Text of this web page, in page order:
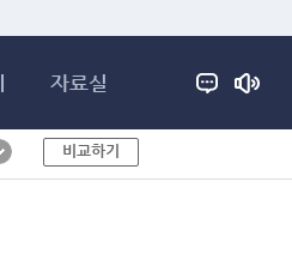
자료실
비교하기